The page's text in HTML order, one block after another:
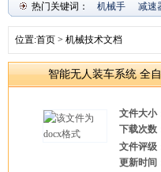
热门关键词： 机械手 减速
位置:首页 > 机械技术文档
智能无人装车系统 全
文件大小
下载次数
文件评级
更新时间